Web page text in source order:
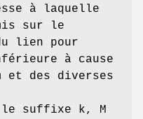
à laquelle
sur le
lien pour
à cause
et des diverses
le suffixe k, M